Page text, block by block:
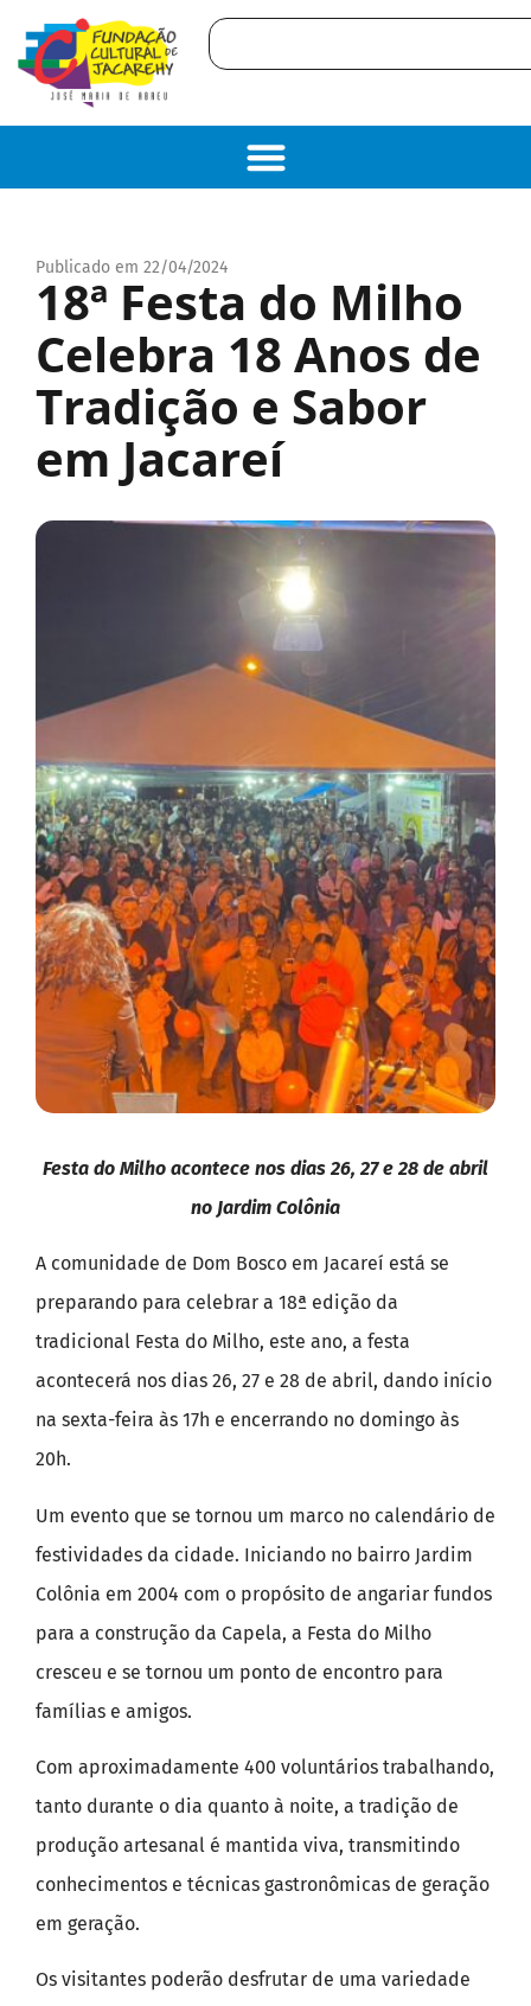
Publicado em 22/04/2024
18ª Festa do Milho
Celebra 18 Anos de
Tradição e Sabor
em Jacareí
Festa do Milho acontece nos dias 26, 27 e 28 de abril
no Jardim Colônia
A comunidade de Dom Bosco em Jacareí está se
preparando para celebrar a 18ª edição da
tradicional Festa do Milho, este ano, a festa
acontecerá nos dias 26, 27 e 28 de abril, dando início
na sexta-feira às 17h e encerrando no domingo às
20h.
Um evento que se tornou um marco no calendário de
festividades da cidade. Iniciando no bairro Jardim
Colônia em 2004 com o propósito de angariar fundos
para a construção da Capela, a Festa do Milho
cresceu e se tornou um ponto de encontro para
famílias e amigos.
Com aproximadamente 400 voluntários trabalhando,
tanto durante o dia quanto à noite, a tradição de
produção artesanal é mantida viva, transmitindo
conhecimentos e técnicas gastronômicas de geração
em geração.
Os visitantes poderão desfrutar de uma variedade